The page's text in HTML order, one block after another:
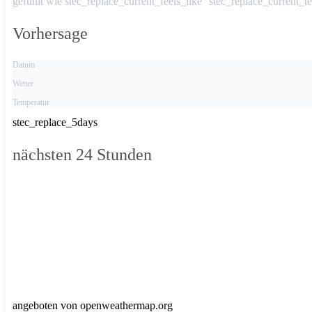
Vorhersage
Datum
Wetter
Temperatur
stec_replace_5days
nächsten 24 Stunden
angeboten von openweathermap.org